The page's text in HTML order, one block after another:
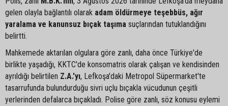
gelen olayla bağlantılı olarak adam öldürmeye teşebbüs, ağır
yaralama ve kanunsuz bıçak taşıma suçlarından tutuklandığını
belirtti.
Mahkemede aktarılan olgulara göre zanlı, daha önce Türkiye'de
birlikte yaşadığı, KKTC'de konsomatris olarak çalışan ve kendisinden
ayrıldığı belirtilen Z.A.'yı, Lefkoşa'daki Metropol Süpermarket'te
tasarrufunda bulundurduğu sivri uçlu bıçakla vücudunun çeşitli
yerlerinden defalarca bıçakladı. Polise göre zanlı, söz konusu eylemi